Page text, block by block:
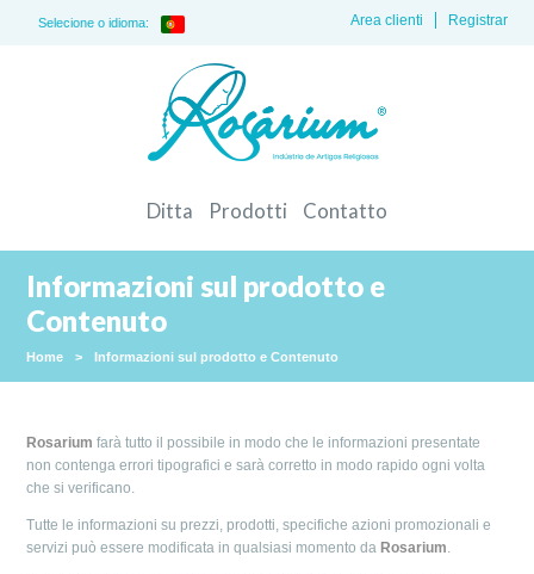
Selecione o idioma: Registrar
Area clienti
Ditta Prodotti Contatto
Informazioni sul prodotto e
Contenuto
Home > Informazioni sul prodotto e Contenuto
Rosarium farà tutto il possibile in modo che le informazioni presentate
non contenga errori tipografici e sarà corretto in modo rapido ogni volta
che si verificano.
Tutte le informazioni su prezzi, prodotti, specifiche azioni promozionali e
servizi può essere modificata in qualsiasi momento daRosarium